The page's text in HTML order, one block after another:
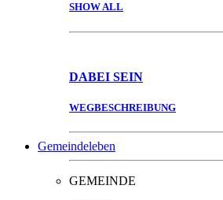
SHOW ALL
DABEI SEIN
WEGBESCHREIBUNG
Gemeindeleben
GEMEINDE